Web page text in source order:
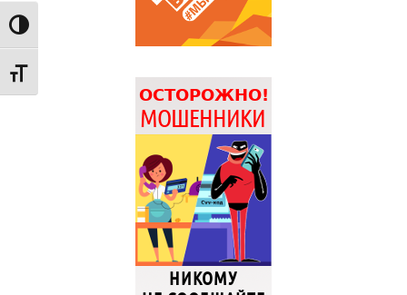
Переключить на высокую контрастность
Переключить на увеличенный шрифт